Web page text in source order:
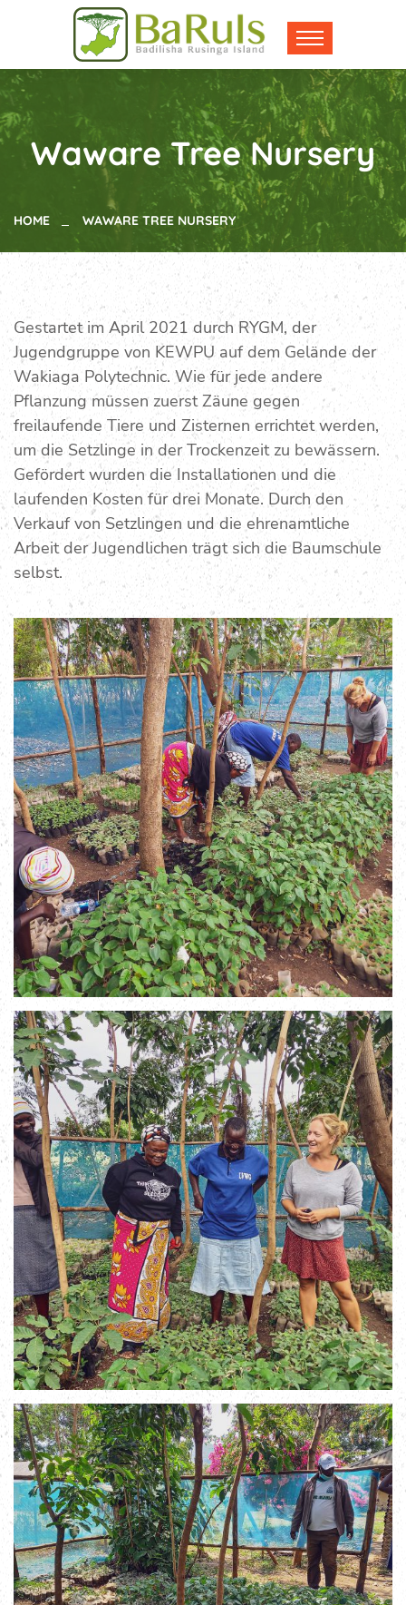
Waware Tree Nursery
HOME WAWARE TREE NURSERY
Gestartet im April 2021 durch RYGM, der
Jugendgruppe von KEWPU auf dem Gelände der
Wakiaga Polytechnic. Wie für jede andere
Pflanzung müssen zuerst Zäune gegen
freilaufende Tiere und Zisternen errichtet werden,
um die Setzlinge in der Trockenzeit zu bewässern.
Gefördert wurden die Installationen und die
laufenden Kosten für drei Monate. Durch den
Verkauf von Setzlingen und die ehrenamtliche
Arbeit der Jugendlichen trägt sich die Baumschule
selbst.